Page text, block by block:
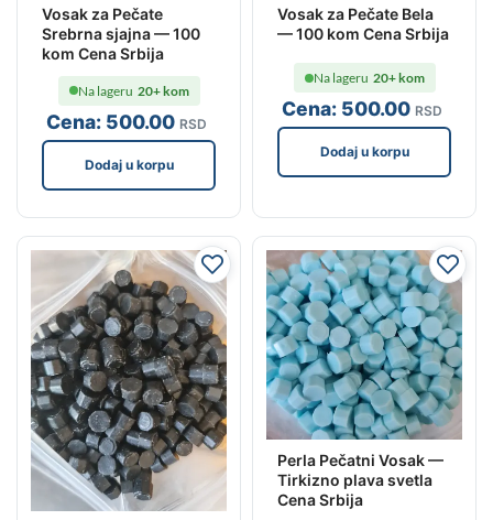
Vosak za Pečate
Srebrna sjajna — 100
kom Cena Srbija
Cena: 500.00 RSD
Na lageru 20+ kom
Dodaj u korpu
Vosak za Pečate Bela
— 100 kom Cena Srbija
Cena: 500.00 RSD
Na lageru 20+ kom
Dodaj u korpu
Perla Pečatni Vosak —
Tirkizno plava svetla
Cena Srbija